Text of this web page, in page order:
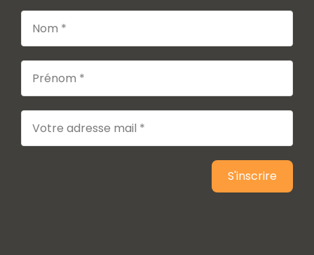
S'inscrire